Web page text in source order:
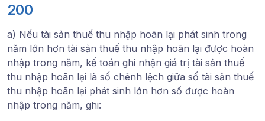
200
a) Nếu tài sản thuế thu nhập hoãn lại phát sinh trong
năm lớn hơn tài sản thuế thu nhập hoãn lại được hoàn
nhập trong năm, kế toán ghi nhận giá trị tài sản thuế
thu nhập hoãn lại là số chênh lệch giữa số tài sản thuế
thu nhập hoãn lại phát sinh lớn hơn số được hoàn
nhập trong năm, ghi: